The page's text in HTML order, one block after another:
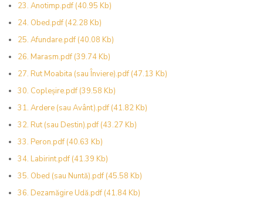
23. Anotimp.pdf (40.95 Kb)
24. Obed.pdf (42.28 Kb)
25. Afundare.pdf (40.08 Kb)
26. Marasm.pdf (39.74 Kb)
27. Rut Moabita (sau Înviere).pdf (47.13 Kb)
30. Copleșire.pdf (39.58 Kb)
31. Ardere (sau Avânt).pdf (41.82 Kb)
32. Rut (sau Destin).pdf (43.27 Kb)
33. Peron.pdf (40.63 Kb)
34. Labirint.pdf (41.39 Kb)
35. Obed (sau Nuntă).pdf (45.58 Kb)
36. Dezamăgire Udă.pdf (41.84 Kb)